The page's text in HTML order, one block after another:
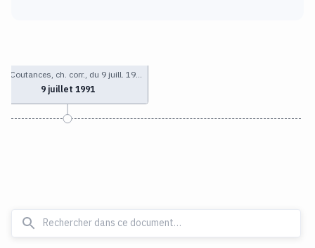
Coutances, ch. corr., du 9 juill. 19…
9 juillet 1991